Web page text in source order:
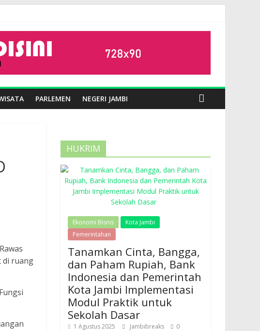
PARLEMEN NEGERI JAMBI
di ruang
HUKRIM
Ekonomi Bisnis
Kota Jambi
Pemerintahan
Tanamkan Cinta, Bangga,
dan Paham Rupiah, Bank
Indonesia dan Pemerintah
Kota Jambi Implementasi
Modul Praktik untuk
Sekolah Dasar
1 Agustus 2025 Jambibreaks 0